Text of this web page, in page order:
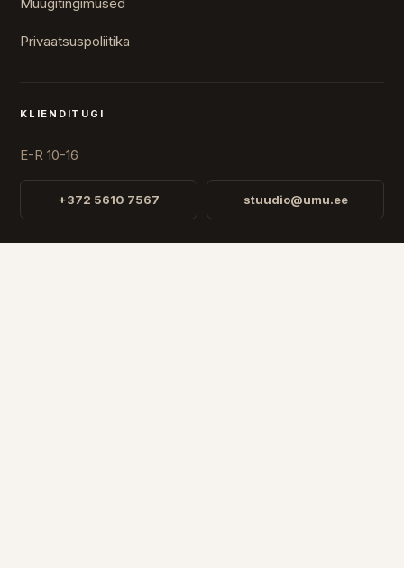
Privaatsuspoliitika
KLIENDITUGI
E-R 10-16
+372 5610 7567 stuudio@umu.ee